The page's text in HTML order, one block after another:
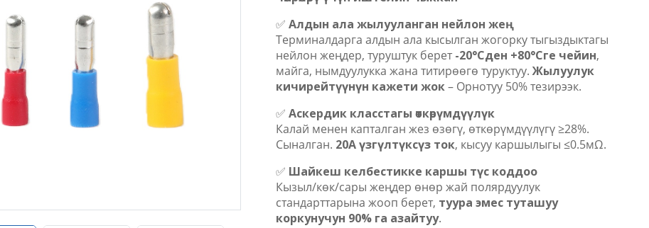
✅ Алдын ала жылууланган нейлон жең
Терминалдарга алдын ала кысылган жогорку тыгыздыктагы
нейлон жеңдер, туруштук берет -20°Cден +80°Cге чейин,
майга, нымдуулукка жана титирөөгө туруктуу. Жылуулук
кичирейтүүнүн кажети жок– Орнотуу 50% тезирээк.
✅ Аскердик класстагы өткөрүмдүүлүк
Калай менен капталган жез өзөгү, өткөрүмдүүлүгү ≥28%.
Сыналган. 20А үзгүлтүксүз ток, кысуу каршылыгы ≤0.5мΩ.
✅ Шайкеш келбестикке каршы түс коддоо
Кызыл/көк/сары жеңдер өнөр жай полярдуулук
стандарттарына жооп берет, туура эмес туташуу
коркунучун 90% га азайтуу.